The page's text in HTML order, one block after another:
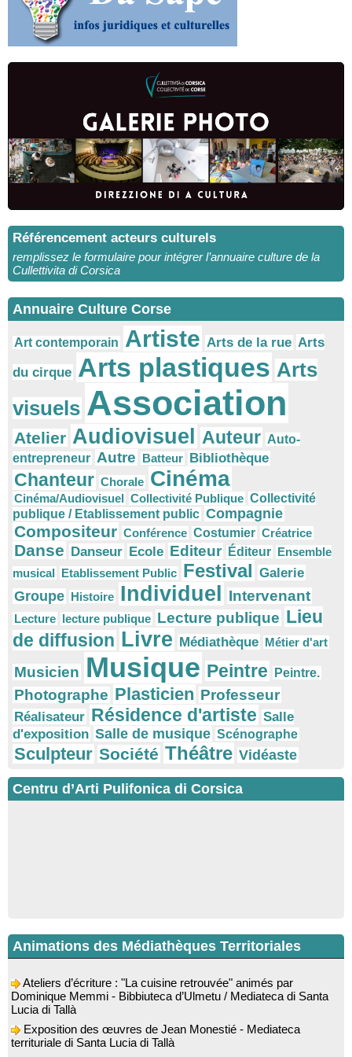
Référencement acteurs culturels
remplissez le formulaire pour intégrer l’annuaire culture de la
Cullettivita di Corsica
Annuaire Culture Corse
Art contemporain Artiste Arts de la rue Arts
du cirque Arts plastiques Arts
visuels Association
Atelier Audiovisuel Auteur Auto-
entrepreneur Autre Batteur Bibliothèque
Chanteur Chorale Cinéma
Cinéma/Audiovisuel Collectivité Publique Collectivité
publique / Etablissement public Compagnie
Compositeur Conférence Costumier Créatrice
Danse Danseur Ecole Editeur Éditeur Ensemble
musical Etablissement Public Festival Galerie
Groupe Histoire Individuel Intervenant
Lecture lecture publique Lecture publique Lieu
de diffusion Livre Médiathèque Métier d'art
Musicien Musique Peintre Peintre.
Photographe Plasticien Professeur
Réalisateur Résidence d'artiste Salle
d'exposition Salle de musique Scénographe
Sculpteur Société Théâtre Vidéaste
Centru d’Arti Pulifonica di Corsica
Animations des Médiathèques Territoriales
Dominique Memmi - Bibbiuteca d’Ulmetu / Mediateca di Santa
Lucia di Tallà
Exposition des œuvres de Jean Monestié - Mediateca
territuriale di Santa Lucia di Tallà
Conférence d’astrophysique : “Au-delà du visible” animée par